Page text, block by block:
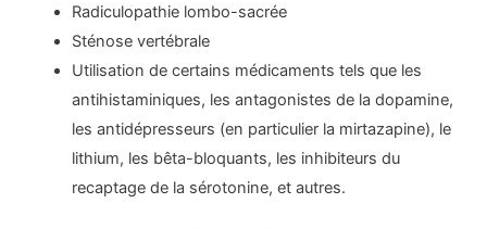
Radiculopathie lombo-sacrée
Sténose vertébrale
Utilisation de certains médicaments tels que les
antihistaminiques, les antagonistes de la dopamine,
les antidépresseurs (en particulier la mirtazapine), le
lithium, les bêta-bloquants, les inhibiteurs du
recaptage de la sérotonine, et autres.